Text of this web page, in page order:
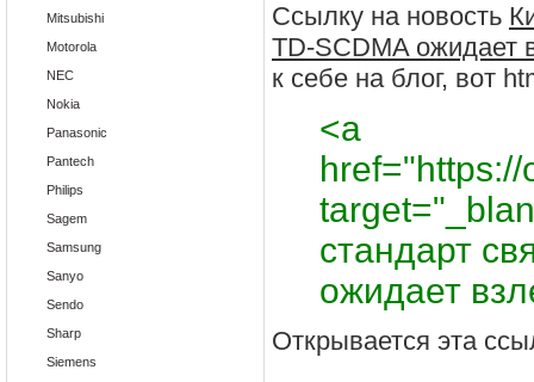
Mitsubishi
Motorola
NEC
Nokia
Panasonic
Pantech
Philips
Sagem
Samsung
Sanyo
Sendo
Sharp
Siemens
Ссылку на новость
TD-SCDMA ожидает
к себе на блог, вот
<a
стандарт
ожидает
Открывается эта